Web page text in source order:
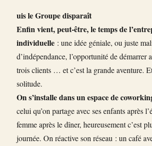
uis le Groupe disparaît
Enfin vient, peut-être, le temps de
individuelle : une idée géniale, ou juste
d’indépendance, l’opportunité de démarrer
trois clients … et c’est la grande aventure.
solitude.
On s’installe dans un espace de
celui qu’on partage avec ses enfants après
femme après le dîner, heureusement c’est
journée. On réactive son réseau : un café